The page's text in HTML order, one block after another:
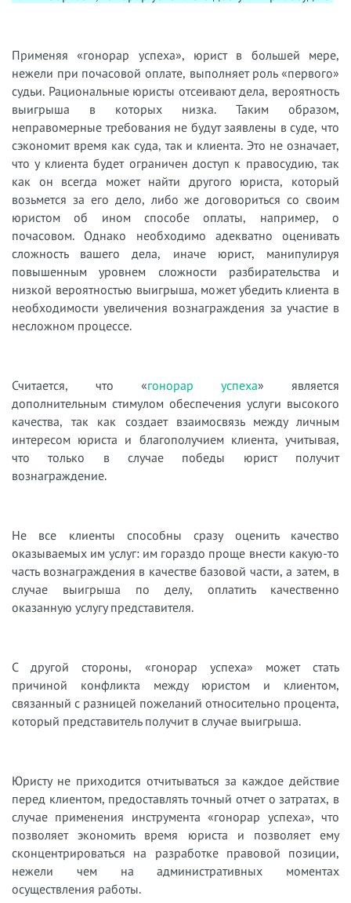
Применяя «гонорар успеха», юрист в большей мере,
нежели при почасовой оплате, выполняет роль «первого»
судьи. Рациональные юристы отсеивают дела, вероятность
выигрыша в которых низка. Таким образом,
неправомерные требования не будут заявлены в суде, что
сэкономит время как суда, так и клиента. Это не означает,
что у клиента будет ограничен доступ к правосудию, так
как он всегда может найти другого юриста, который
возьмется за его дело, либо же договориться со своим
юристом об ином способе оплаты, например, о
почасовом. Однако необходимо адекватно оценивать
сложность вашего дела, иначе юрист, манипулируя
повышенным уровнем сложности разбирательства и
низкой вероятностью выигрыша, может убедить клиента в
необходимости увеличения вознаграждения за участие в
несложном процессе.
Считается, что «гонорар успеха» является
дополнительным стимулом обеспечения услуги высокого
качества, так как создает взаимосвязь между личным
интересом юриста и благополучием клиента, учитывая,
что только в случае победы юрист получит
вознаграждение.
Не все клиенты способны сразу оценить качество
оказываемых им услуг: им гораздо проще внести какую-то
часть вознаграждения в качестве базовой части, а затем, в
случае выигрыша по делу, оплатить качественно
оказанную услугу представителя.
С другой стороны, «гонорар успеха» может стать
причиной конфликта между юристом и клиентом,
связанный с разницей пожеланий относительно процента,
который представитель получит в случае выигрыша.
Юристу не приходится отчитываться за каждое действие
перед клиентом, предоставлять точный отчет о затратах, в
случае применения инструмента «гонорар успеха», что
позволяет экономить время юриста и позволяет ему
сконцентрироваться на разработке правовой позиции,
нежели чем на административных моментах
осуществления работы.